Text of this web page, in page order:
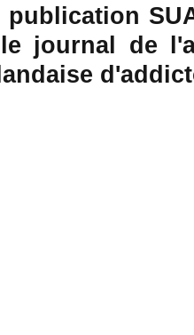
publication
journal de